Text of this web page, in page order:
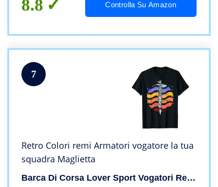
8.8 Controlla Su Amazon
7
Retro Colori remi Armatori vogatore la tua
squadra Maglietta
Barca Di Corsa Lover Sport Vogatori Remi Fitness C